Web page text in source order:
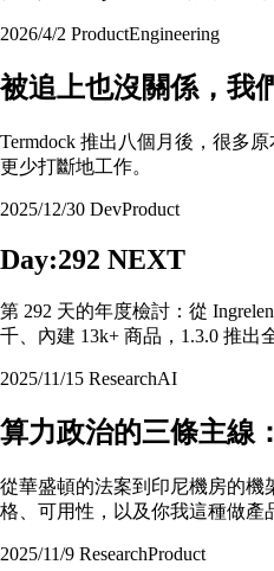
2026/4/2 ProductEngineering
被追上也沒關係，我
Termdock 推出八個月後，很多
更少打斷地工作。
2025/12/30 DevProduct
Day:292 NEXT
第 292 天的年度檢討：從
千、內建 13k+ 商品，1.3.0 推出
2025/11/15 ResearchAI
算力政治的三條主線
從華盛頓的法案到印尼機房的機
格、可用性，以及你我這種做產
2025/11/9 ResearchProduct